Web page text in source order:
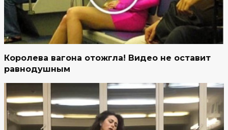
Королева вагона отожгла! Видео не оставит
равнодушным